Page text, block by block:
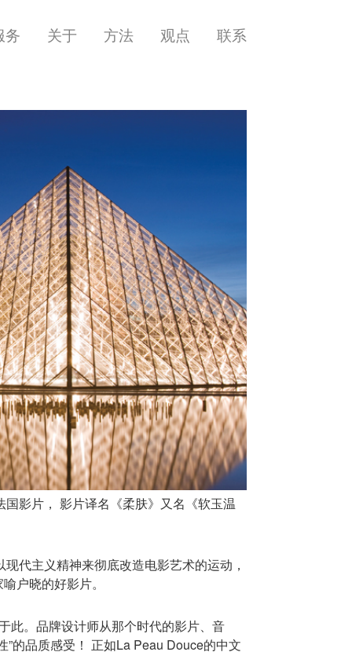
务 关于 方法 观点 联系
影片， 影片译名《柔肤》又名《软玉温
代主义精神来彻底改造电影艺术的运动，
户晓的好影片。
此。品牌设计师从那个时代的影片、音
的品质感受！ 正如La Peau Douce的中文